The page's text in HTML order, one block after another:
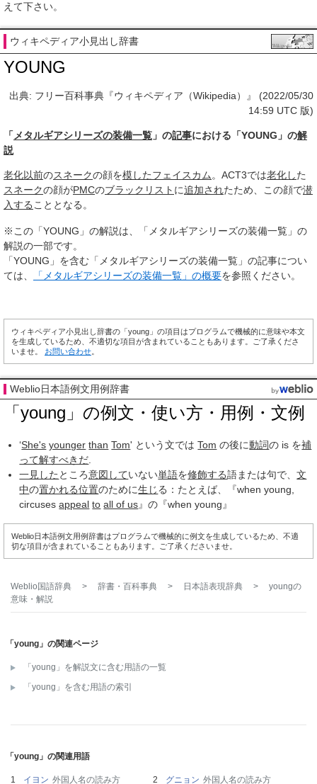
えて下さい。
ウィキペディア小見出し辞書
YOUNG
出典: フリー百科事典『ウィキペディア（Wikipedia）』 (2022/05/30
14:59 UTC 版)
「メタルギアシリーズの装備一覧 」の記事における「YOUNG」の解
説
老化以前のスネークの顔を模したフェイスカム。ACT3では老化した
スネークの顔がPMCのブラックリスト に追加されたため、この顔で潜
入することとなる。
※この「YOUNG」の解説は、「メタルギアシリーズの装備一覧」の
解説の一部です。
「YOUNG」を含む「メタルギアシリーズの装備一覧」の記事につい
ては、
「メタルギアシリーズの装備一覧」の概要を参照ください。
ウィキペディア小見出し辞書の「young」の項目はプログラムで機械的に意味や本文
を生成しているため、不適切な項目が含まれていることもあります。ご了承くださ
いませ。 お問い合わせ
Weblio日本語例文用例辞書
「young」の例文・使い方・用例・文例
‘She's younger than Tom' という文ではTom の後に動詞の is を補
って解すべきだ.
一見した ところ意図していない単語を修飾する語または句で、文
中の置かれる位置のために生じる：たとえば、『when young,
circusesappeal to all of us』の『when young』
Weblio日本語例文用例辞書はプログラムで機械的に例文を生成しているため、不適
切な項目が含まれていることもあります。ご了承くださいませ。
Weblio国語辞典 > 辞書・百科事典 > 日本語表現辞典 > youngの
意味・解説
「young」の関連ページ
「young」を解説文に含む用語の一覧
「young」を含む用語の索引
「young」の関連用語
イヨン 外国人名の読み方 グニョン 外国人名の読み方